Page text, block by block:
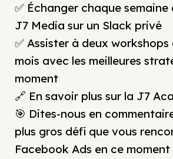
✅ Échanger chaque semaine
J7 Media sur un Slack privé
✅ Assister à deux
mois avec les meilleures
moment
🔗 En savoir plus sur la J7
🎯 Dites-nous en
plus gros défi que vous
Facebook Ads en ce moment